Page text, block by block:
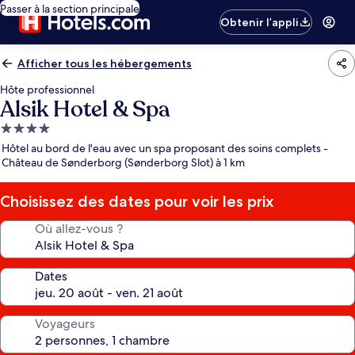
Passer à la section principale
Obtenir l’appli
Afficher tous les hébergements
Hôte professionnel
Alsik Hotel & Spa
Hébergement
4.0 étoiles
Hôtel au bord de l'eau avec un spa proposant des soins complets -
Château de Sønderborg (Sønderborg Slot) à 1 km
Choisissez des dates pour voir les prix
Où allez-vous ?
Dates
Voyageurs